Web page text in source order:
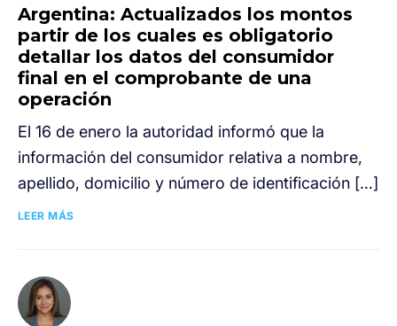
Argentina: Actualizados los montos
partir de los cuales es obligatorio
detallar los datos del consumidor
final en el comprobante de una
operación
El 16 de enero la autoridad informó que la
información del consumidor relativa a nombre,
apellido, domicilio y número de identificación […]
LEER MÁS